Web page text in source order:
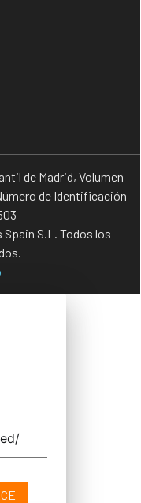
de Madrid, Volumen
de Identificación
S.L. Todos los